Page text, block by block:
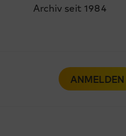
Archiv seit 1984
ANMELDEN